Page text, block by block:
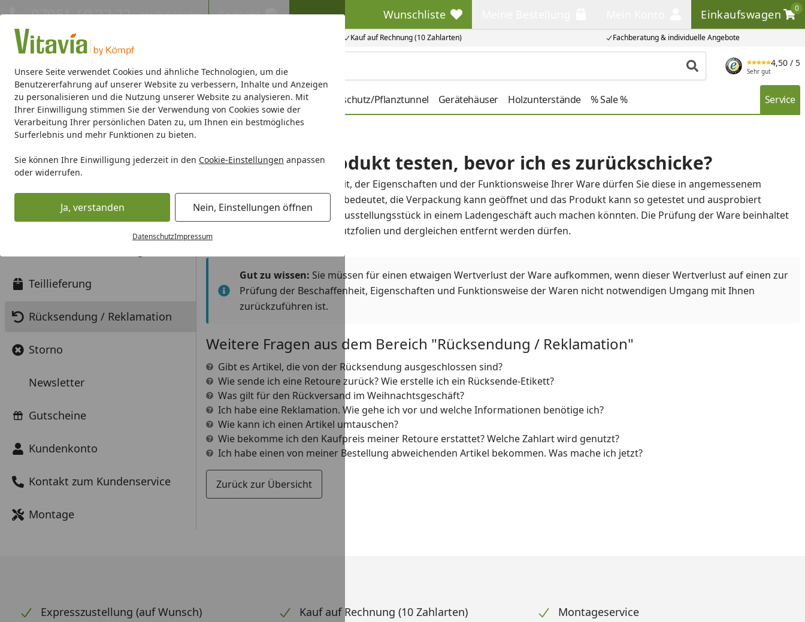
Unsere Seite verwendet Cookies und ähnliche Technologien, um die
Benutzererfahrung auf unserer Website zu verbessern, Inhalte und Anzeigen
zu personalisieren und die Nutzung unserer Website zu analysieren. Mit
Ihrer Einwilligung stimmen Sie der Verwendung von Cookies sowie der
Verarbeitung Ihrer persönlichen Daten zu, um Ihnen ein bestmögliches
Surferlebnis und mehr Funktionen zu bieten.
Sie können Ihre Einwilligung jederzeit in den Cookie-Einstellungen anpassen
oder widerrufen.
Ja, verstanden Nein, Einstellungen öffnen
DatenschutzImpressum
Kauf auf Rechnung (10 Zahlarten) Fachberatung & individuelle Angebote
07051 / 9 22 22 Mo-Fr. 8-16 Uhr Kontakt Wunschliste
Wunschliste Einkaufswagen
0
Einkaufswagen
Produkt suchen
4,50 / 5
Sehr gut
Gewächshäuser Gewächshaus-Zubehör Hochbeete/Frühbeete Pflanzenschutz/Pflanztunnel Gerätehäuser Holzunterstände % Sale % Service
Darf ich das Produkt testen, bevor ich es zurückschicke?
Antworten zu den Themen
Bezahlung & Rechnung
Teillieferung
Rücksendung / Reklamation
Storno
Newsletter
Gutscheine
Kundenkonto
Kontakt zum Kundenservice
Montage
Darf ich das Produkt testen, bevor ich es zurückschicke?
Zur Prüfung der Beschaffenheit, der Eigenschaften und der Funktionsweise Ihrer Ware dürfen Sie diese in angemessenem
Rahmen zu Hause testen. Das bedeutet, die Verpackung kann geöffnet und das Produkt kann so getestet und ausprobiert
werden, wie Sie es bei einem Ausstellungsstück in einem Ladengeschäft auch machen könnten. Die Prüfung der Ware beinhaltet
beispielsweise nicht, dass Schutzfolien und dergleichen entfernt werden dürfen.
Gut zu wissen: Sie müssen für einen etwaigen Wertverlust der Ware aufkommen, wenn dieser Wertverlust auf einen zur
Prüfung der Beschaffenheit, Eigenschaften und Funktionsweise der Waren nicht notwendigen Umgang mit Ihnen
zurückzuführen ist.
Weitere Fragen aus dem Bereich "Rücksendung / Reklamation"
Gibt es Artikel, die von der Rücksendung ausgeschlossen sind?
Wie sende ich eine Retoure zurück? Wie erstelle ich ein Rücksende-Etikett?
Was gilt für den Rückversand im Weihnachtsgeschäft?
Ich habe eine Reklamation. Wie gehe ich vor und welche Informationen benötige ich?
Wie kann ich einen Artikel umtauschen?
Wie bekomme ich den Kaufpreis meiner Retoure erstattet? Welche Zahlart wird genutzt?
Ich habe einen von meiner Bestellung abweichenden Artikel bekommen. Was mache ich jetzt?
Zurück zur Übersicht
Expresszustellung (auf Wunsch) Kauf auf Rechnung (10 Zahlarten) Montageservice